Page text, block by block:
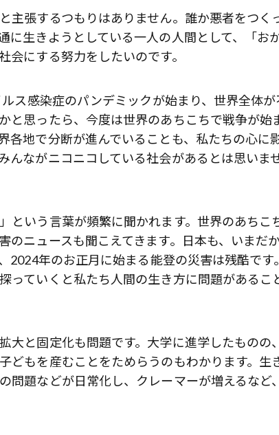
主張するつもりはありません。誰か悪者をつく
に生きようとしている一人の人間として、「お
会にする努力をしたいのです。
ス感染症のパンデミックが始まり、世界全体
と思ったら、今度は世界のあちこちで戦争が始
各地で分断が進んでいることも、私たちの心に
んながニコニコしている社会があるとは思いま
という言葉が頻繁に聞かれます。世界のあち
のニュースも聞こえてきます。日本も、いまだ
2024年のお正月に始まる能登の災害は残酷で
っていくと私たち人間の生き方に問題があるこ
大と固定化も問題です。大学に進学したものの
どもを産むことをためらうのもわかります。生
問題などが日常化し、クレーマーが増えるなど